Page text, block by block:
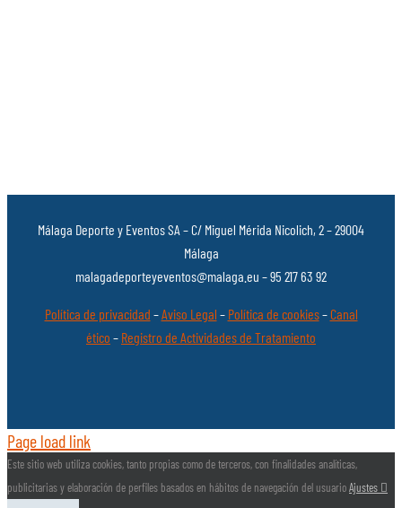
Málaga Deporte y Eventos SA – C/ Miguel Mérida Nicolich, 2 – 29004
Málaga
malagadeporteyeventos@malaga.eu – 95 217 63 92
Política de privacidad –Aviso Legal – Política de cookies–Canal
ético – Registro de Actividades de Tratamiento
Page load link
Este sitio web utiliza cookies, tanto propias como de terceros, con finalidades analíticas,
publicitarias y elaboración de perfiles basados en hábitos de navegación del usuarioAjustes